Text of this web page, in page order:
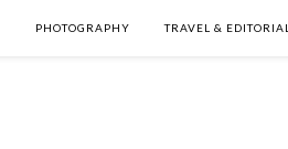
PHOTOGRAPHY TRAVEL & EDITORIAL